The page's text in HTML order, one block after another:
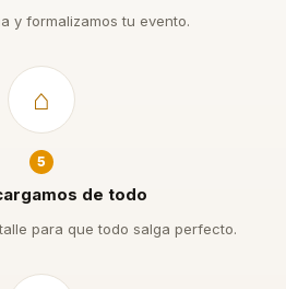
y formalizamos tu evento.
⌂
5
de todo
para que todo salga perfecto.